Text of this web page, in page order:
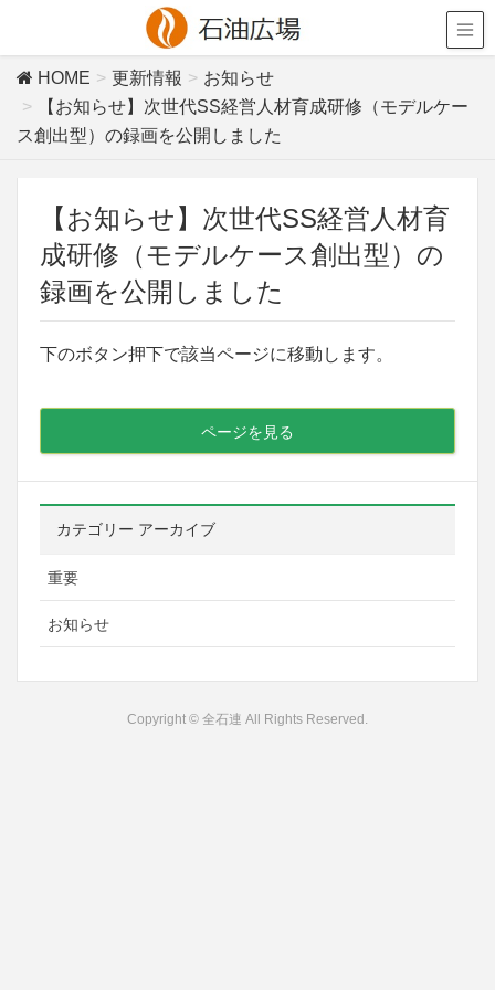
HOME 更新情報
お知らせ
【お知らせ】次世代SS経営人材育成研修（モデルケー
ス創出型）の録画を公開しました
【お知らせ】次世代SS経営人材育
成研修（モデルケース創出型）の
録画を公開しました
下のボタン押下で該当ページに移動します。
ページを見る
カテゴリー アーカイブ
重要
お知らせ
Copyright © 全石連 All Rights Reserved.